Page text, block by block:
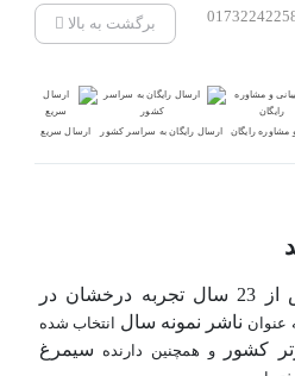
برگشت به بالا
مشاوره رایگان ارسال رایگان به سراسر کشور ارسال سریع
انتشارات نوروزی، با بیش از 23 سال تجربه درخشان در
عنوان ناشر نمونه سال انتخاب شده
و همچنین دارنده سیمرغ